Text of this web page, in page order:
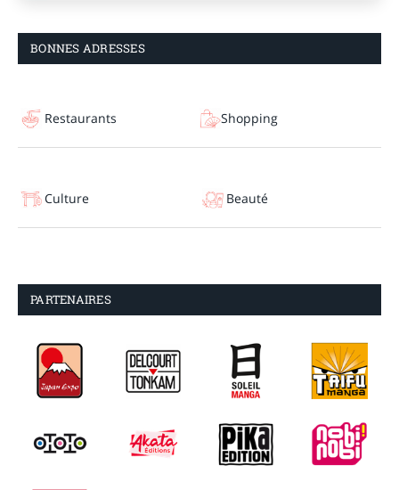
BONNES ADRESSES
Restaurants Shopping
Culture Beauté
PARTENAIRES